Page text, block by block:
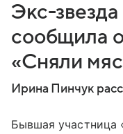
Экс-
сообщила
«Сняли
Ирина Пинчук
Бывшая участница